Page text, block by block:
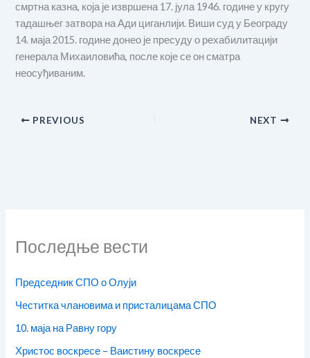
смртна казна, која је извршена 17. јула 1946. године у кругу
тадашњег затвора на Ади циганлији. Виши суд у Београду
14. маја 2015. године донео је пресуду о рехабилитацији
генерала Михаиловића, после које се он сматра
неосуђиваним.
PREVIOUS NEXT
Последње вести
Председник СПО о Олуји
Честитка члановима и присталицама СПО
10. маја на Равну гору
Христос воскресе – Ваистину воскресе